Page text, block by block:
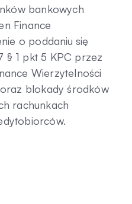
bankowych
Finance
o poddaniu się
§ 1 pkt 5 KPC przez
Wierzytelności
blokady środków
rachunkach